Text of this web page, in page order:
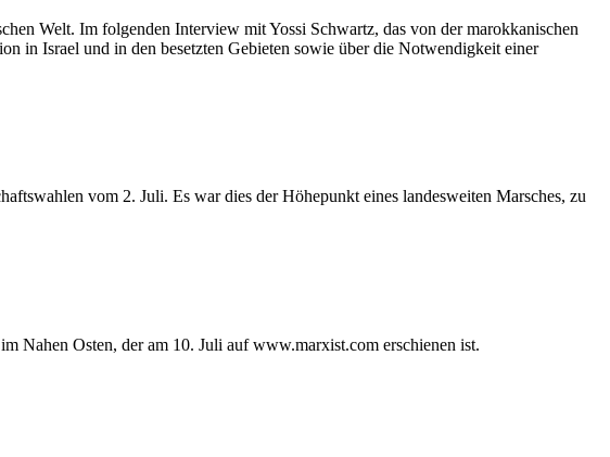
Welt. Im folgenden Interview mit Yossi Schwartz, das von der marokkanischen
in Israel und in den besetzten Gebieten sowie über die Notwendigkeit einer
vom 2. Juli. Es war dies der Höhepunkt eines landesweiten Marsches, zu
Nahen Osten, der am 10. Juli auf www.marxist.com erschienen ist.